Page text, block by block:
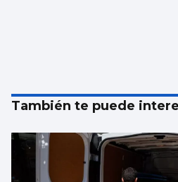
También te puede